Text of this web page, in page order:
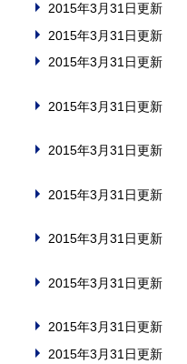
2015年3月31日更新
2015年3月31日更新
2015年3月31日更新
2015年3月31日更新
2015年3月31日更新
2015年3月31日更新
2015年3月31日更新
2015年3月31日更新
2015年3月31日更新
2015年3月31日更新